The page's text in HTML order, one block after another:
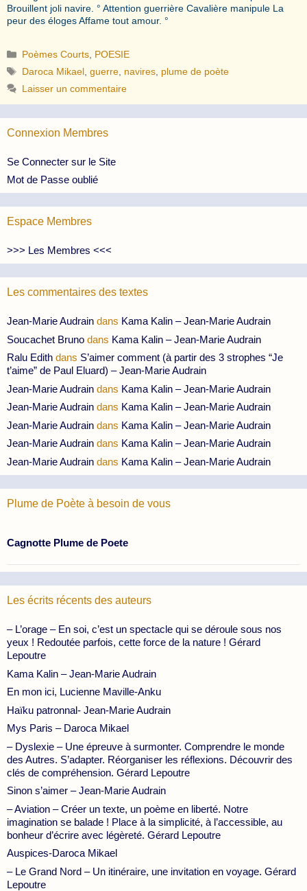
Brouillent joli navire. ° Attention guerrière Cavalière manipule La
peur des éloges Affame tout amour. °
Catégories
Poèmes Courts POESIE
Étiquettes
Daroca Mikael ,guerre navires plume de poète
Laisser un commentaire
Connexion Membres
Se Connecter sur le Site
Mot de Passe oublié
Espace Membres
>>> Les Membres <<<
Les commentaires des textes
Jean-Marie Audrain dans Kama Kalin – Jean-Marie Audrain
Soucachet Bruno dans Kama Kalin – Jean-Marie Audrain
Ralu Edith dans S’aimer comment (à partir des 3 strophes “Je
t’aime” de Paul Eluard) – Jean-Marie Audrain
Jean-Marie Audrain dans Kama Kalin – Jean-Marie Audrain
Jean-Marie Audrain dans Kama Kalin – Jean-Marie Audrain
Jean-Marie Audrain dans Kama Kalin – Jean-Marie Audrain
Jean-Marie Audrain dans Kama Kalin – Jean-Marie Audrain
Jean-Marie Audrain dans Kama Kalin – Jean-Marie Audrain
Plume de Poète à besoin de vous
Cagnotte Plume de Poete
Les écrits récents des auteurs
– L’orage – En soi, c’est un spectacle qui se déroule sous nos
yeux ! Redoutée parfois, cette force de la nature ! Gérard
Lepoutre
Kama Kalin – Jean-Marie Audrain
En mon ici, Lucienne Maville-Anku
Haïku patronnal- Jean-Marie Audrain
Mys Paris – Daroca Mikael
– Dyslexie – Une épreuve à surmonter. Comprendre le monde
des Autres. S’adapter. Réorganiser les réflexions. Découvrir des
clés de compréhension. Gérard Lepoutre
Sinon s’aimer – Jean-Marie Audrain
– Aviation – Créer un texte, un poème en liberté. Notre
imagination se balade ! Place à la simplicité, à l’accessible, au
bonheur d’écrire avec légèreté. Gérard Lepoutre
Auspices-Daroca Mikael
– Le Grand Nord – Un itinéraire, une invitation en voyage. Gérard
Lepoutre